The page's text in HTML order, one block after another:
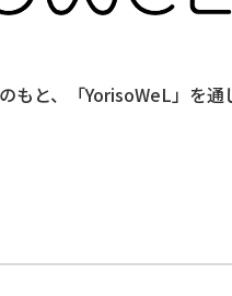
と、「YorisoWeL」を